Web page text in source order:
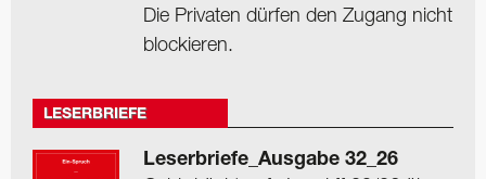
Die Privaten dürfen den Zugang nicht
blockieren.
LESERBRIEFE
Leserbriefe_Ausgabe 32_26